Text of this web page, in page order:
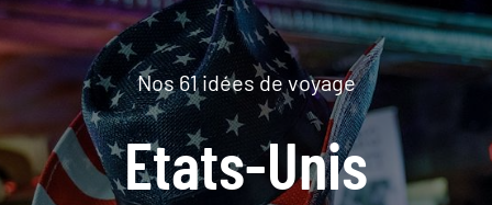
Nos 61 idées de voyage
Etats-Unis